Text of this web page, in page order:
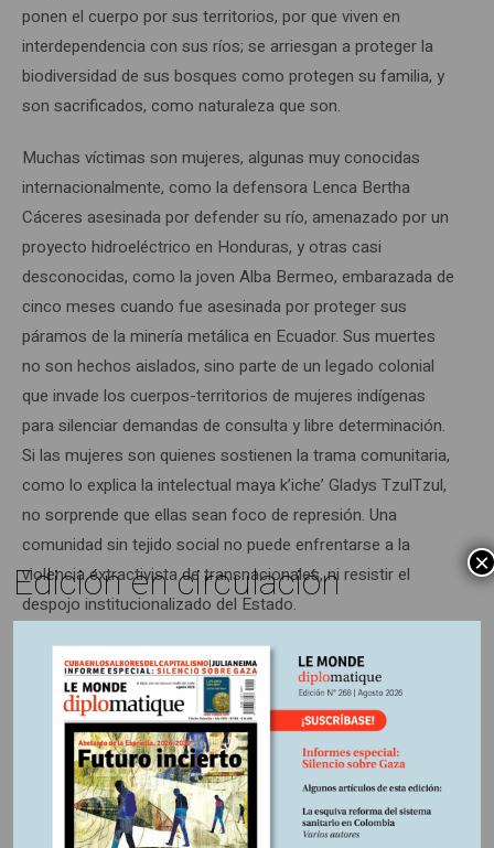
ponen el cuerpo por sus territorios, por que viven en
interdependencia con sus ríos; se arriesgan a proteger la
biodiversidad de sus bosques como protegen su familia, y
son sacrificados, como naturaleza que son.
Muchas víctimas son mujeres, algunas muy conocidas
internacionalmente, como la defensora Lenca Bertha
Cáceres asesinada por defender su río, amenazado por un
proyecto hidroeléctrico en Honduras, y otras casi
desconocidas, como la joven Alba Bermeo, embarazada de
cinco meses cuando fue asesinada por proteger sus
páramos de la minería metálica en Ecuador. Sus muertes
no son hechos aislados, sino parte de un legado colonial
que invade los cuerpos-territorios de mujeres indígenas
para silenciar demandas de consulta y libre determinación.
Si las mujeres son quienes sostienen la trama comunitaria,
como lo explica la intelectual maya k’iche’ Gladys TzulTzul,
no sorprende que ellas sean foco de represión. Una
comunidad sin tejido social no puede enfrentarse a la
violencia extractivista de transnacionales, ni resistir el
despojo institucionalizado del Estado.
Las mujeres son las primeras guardianas de la naturaleza,
como los pueblos indígenas, porque se enfrentan
cotidianamente al despojo tóxico que produce muerte. El
envenenamiento del agua envenena también sus cuerpos.
Cuando el petróleo contamina las aguas, son las mujeres
las que no pueden dar de comer a sus hijos y las que tienen
que cuidar a los enfermos; son ellas quienes sufren de
Edición en circulación ×